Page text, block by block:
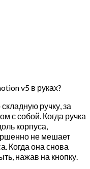
v5 в руках?
ручку, за
с собой. Когда ручка
корпуса,
не мешает
Когда она снова
нажав на кнопку.